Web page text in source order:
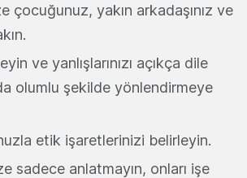
çocuğunuz, yakın arkadaşınız ve
ve yanlışlarınızı açıkça dile
olumlu şekilde yönlendirmeye
etik işaretlerinizi belirleyin.
sadece anlatmayın, onları işe